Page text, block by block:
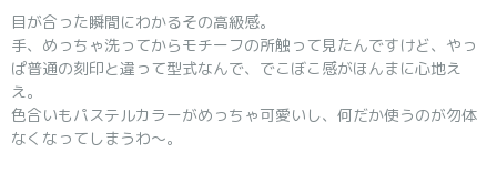
目が合った瞬間にわかるその高級感。
手、めっちゃ洗ってからモチーフの所触って見たんですけど、やっ
ぱ普通の刻印と違って型式なんで、でこぼこ感がほんまに心地え
え。
色合いもパステルカラーがめっちゃ可愛いし、何だか使うのが勿体
なくなってしまうわ～。